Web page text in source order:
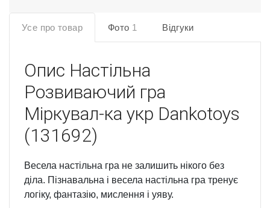
Усе про товар Фото 1 Відгуки
Опис Настільна
Розвиваючий гра
Міркувал-ка укр Dankotoys
(131692)
Весела настільна гра не залишить нікого без
діла. Пізнавальна і весела настільна гра тренує
логіку, фантазію, мислення і уяву.